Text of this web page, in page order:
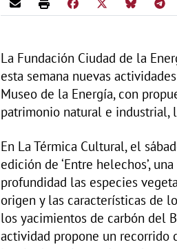
La Fundación Ciudad de la
esta semana nuevas
Museo de la Energía, con
patrimonio natural e industrial,
En La Térmica Cultural, el
edición de ‘Entre helechos’,
profundidad las especies
origen y las características de
los yacimientos de carbón del
actividad propone un